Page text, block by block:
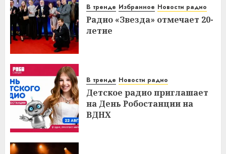
В тренде Избранное Новости радио
Радио «Звезда» отмечает 20-
летие
В тренде Новости радио
Детское радио приглашает
на День Робостанции на
ВДНХ